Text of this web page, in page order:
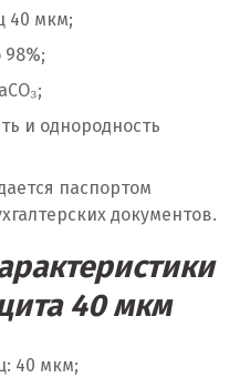
40 мкм;
и однородность
паспортом
документов.
40 мкм
40 мкм;